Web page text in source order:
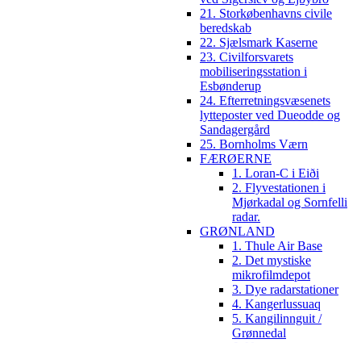
21. Storkøbenhavns civile
beredskab
22. Sjælsmark Kaserne
23. Civilforsvarets
mobiliseringsstation i
Esbønderup
24. Efterretningsvæsenets
lytteposter ved Dueodde og
Sandagergård
25. Bornholms Værn
FÆRØERNE
1. Loran-C i Eiði
2. Flyvestationen i
Mjørkadal og Sornfelli
radar.
GRØNLAND
1. Thule Air Base
2. Det mystiske
mikrofilmdepot
3. Dye radarstationer
4. Kangerlussuaq
5. Kangilinnguit /
Grønnedal